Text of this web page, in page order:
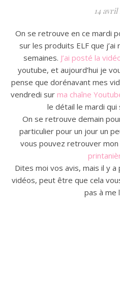
14 avril
On se retrouve en ce mardi
sur les produits ELF que
semaines. J’ai posté la
youtube, et aujourd’hui je
pense que dorénavant mes
vendredi sur ma chaîne
le détail le mardi qui
On se retrouve demain
particulier pour un jour un
vous pouvez retrouver mon
Dites moi vos avis, mais il y
vidéos, peut être que cela
pas à me